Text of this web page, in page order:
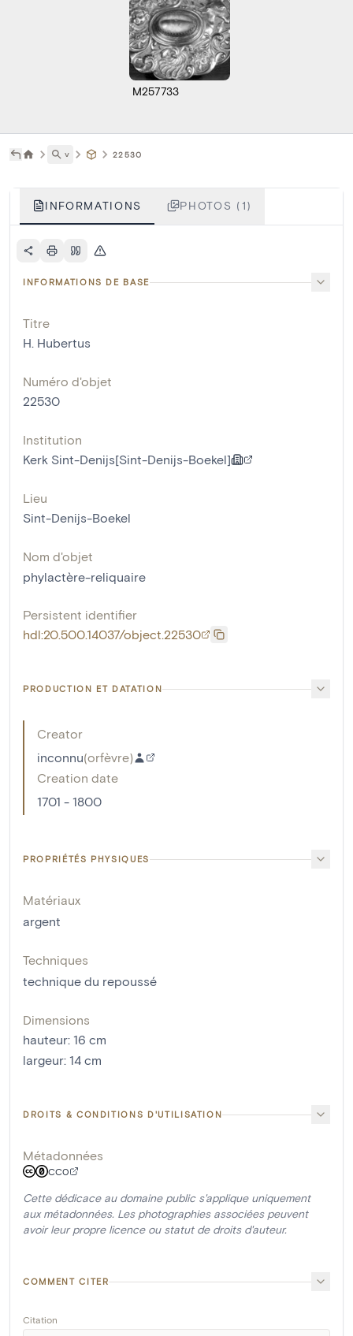
M257733
˅ 22530
INFORMATIONS PHOTOS (1)
INFORMATIONS DE BASE
Titre
H. Hubertus
Numéro d'objet
22530
Institution
Kerk Sint-Denijs[Sint-Denijs-Boekel]
Lieu
Sint-Denijs-Boekel
Nom d'objet
phylactère-reliquaire
Persistent identifier
hdl:20.500.14037/object.22530
PRODUCTION ET DATATION
Creator
inconnu(orfèvre)
Creation date
1701 - 1800
PROPRIÉTÉS PHYSIQUES
Matériaux
argent
Techniques
technique du repoussé
Dimensions
hauteur: 16 cm
largeur: 14 cm
DROITS & CONDITIONS D'UTILISATION
Métadonnées
CC0
Cette dédicace au domaine public s'applique uniquement
aux métadonnées. Les photographies associées peuvent
avoir leur propre licence ou statut de droits d'auteur.
COMMENT CITER
Citation